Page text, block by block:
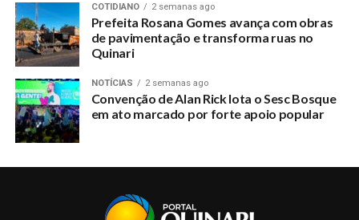
COTIDIANO 2 semanas ago
Prefeita Rosana Gomes avança com obras
de pavimentação e transforma ruas no
Quinari
NOTÍCIAS 2 semanas ago
Convenção de Alan Rick lota o Sesc Bosque
em ato marcado por forte apoio popular